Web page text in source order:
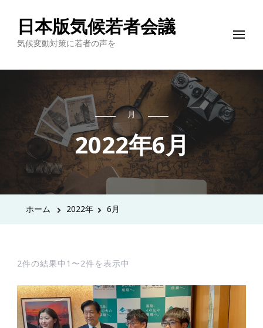
日本版気候若者会議
気候変動対策に若者の声を
月
2022年6月
ホーム 2022年 6月
2件の結果中1〜2件を表示中